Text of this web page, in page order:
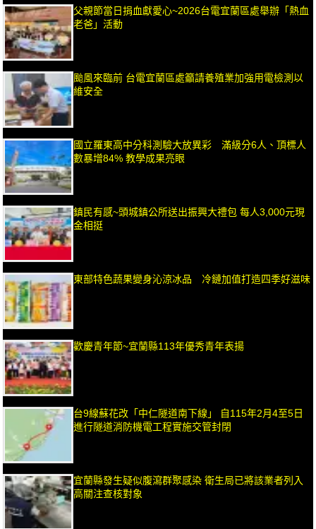
父親節當日捐血獻愛心~2026台電宜蘭區處舉辦「熱血
老爸」活動
颱風來臨前 台電宜蘭區處籲請養殖業加強用電檢測以
維安全
國立羅東高中分科測驗大放異彩 滿級分6人、頂標人
數暴增84% 教學成果亮眼
鎮民有感~頭城鎮公所送出振興大禮包 每人3,000元現
金相挺
東部特色蔬果變身沁涼冰品 冷鏈加值打造四季好滋味
歡慶青年節~宜蘭縣113年優秀青年表揚
台9線蘇花改「中仁隧道南下線」 自115年2月4至5日
進行隧道消防機電工程實施交管封閉
宜蘭縣發生疑似腹瀉群聚感染 衛生局已將該業者列入
高關注查核對象